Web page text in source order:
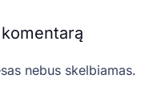
nebus skelbiamas.